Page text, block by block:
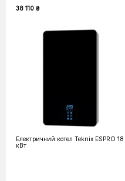
38 110 ₴
Електричний котел Teknix ESPRO 18
кВт